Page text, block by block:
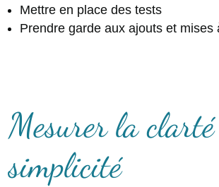
Mettre en place des tests
Prendre garde aux ajouts et mises
Mesurer la
simplicité